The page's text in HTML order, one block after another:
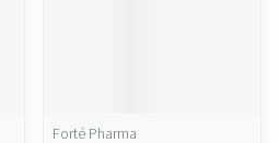
Forté Pharma